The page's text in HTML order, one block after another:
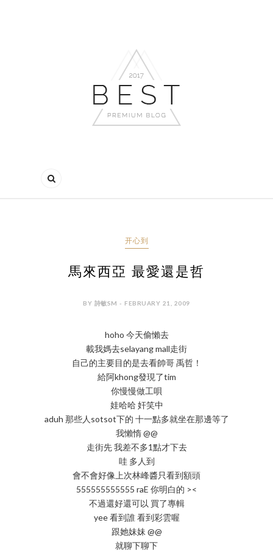
开心到
馬來西亞 最愛還是哲
BY 詩敏SM - FEBRUARY 21, 2009
hoho 今天偷懶去
載我媽去selayang mall走街
自己的主要目的是去看帥哥 禹哲！
給阿khong發現了tim
你慢慢做工唄
娃哈哈 奸笑中
aduh 那些人sotsot下的 十一點多就坐在那邊等了
我懶惰 @@
走街先 我差不多1點才下去
哇 多人到
會不會好像上次林峰醬只看到額頭
555555555555 raE 你明白的 ><
不過還好還可以 買了專輯
yee 看到誰 看到彩雲喔
跟她妹妹 @@
就聊下聊下